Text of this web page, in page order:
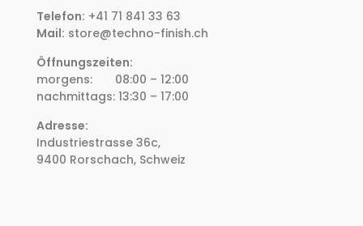
Telefon: +41 71 841 33 63
Mail: store@techno-finish.ch
Öffnungszeiten:
morgens: 08:00 – 12:00
nachmittags: 13:30 – 17:00
Adresse:
Industriestrasse 36c,
9400 Rorschach, Schweiz